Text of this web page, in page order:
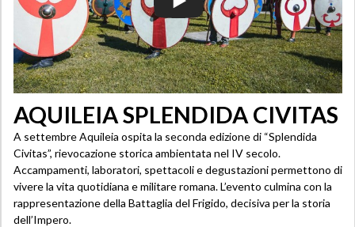
AQUILEIA SPLENDIDA CIVITAS
A settembre Aquileia ospita la seconda edizione di “Splendida
Civitas”, rievocazione storica ambientata nel IV secolo.
Accampamenti, laboratori, spettacoli e degustazioni permettono di
vivere la vita quotidiana e militare romana. L’evento culmina con la
rappresentazione della Battaglia del Frigido, decisiva per la storia
dell’Impero.